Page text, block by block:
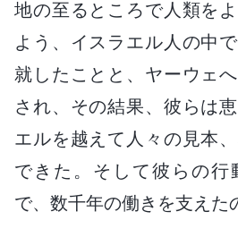
地の至るところで人類を
よう、イスラエル人の中
就したことと、ヤーウェ
され、その結果、彼らは
エルを越えて人々の見本
できた。そして彼らの行
で、数千年の働きを支えた